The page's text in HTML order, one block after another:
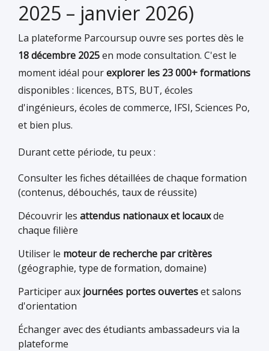
2025 – janvier 2026)
La plateforme Parcoursup ouvre ses portes dès le
18 décembre 2025en mode consultation. C'est le
moment idéal pourexplorer les 23 000+ formations
disponibles : licences, BTS, BUT, écoles
d'ingénieurs, écoles de commerce, IFSI, Sciences Po,
et bien plus.
Durant cette période, tu peux :
Consulter les fiches détaillées de chaque formation
(contenus, débouchés, taux de réussite)
Découvrir les attendus nationaux et locauxde
chaque filière
Utiliser le moteur de recherche par critères
(géographie, type de formation, domaine)
Participer aux journées portes ouverteset salons
d'orientation
Échanger avec des étudiants ambassadeurs via la
plateforme